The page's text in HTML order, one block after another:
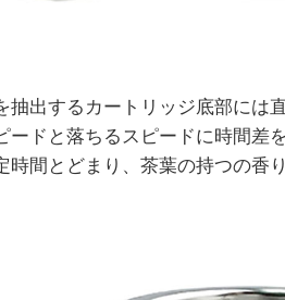
抽出するカートリッジ底部には
ードと落ちるスピードに時間差
時間とどまり、茶葉の持つの香